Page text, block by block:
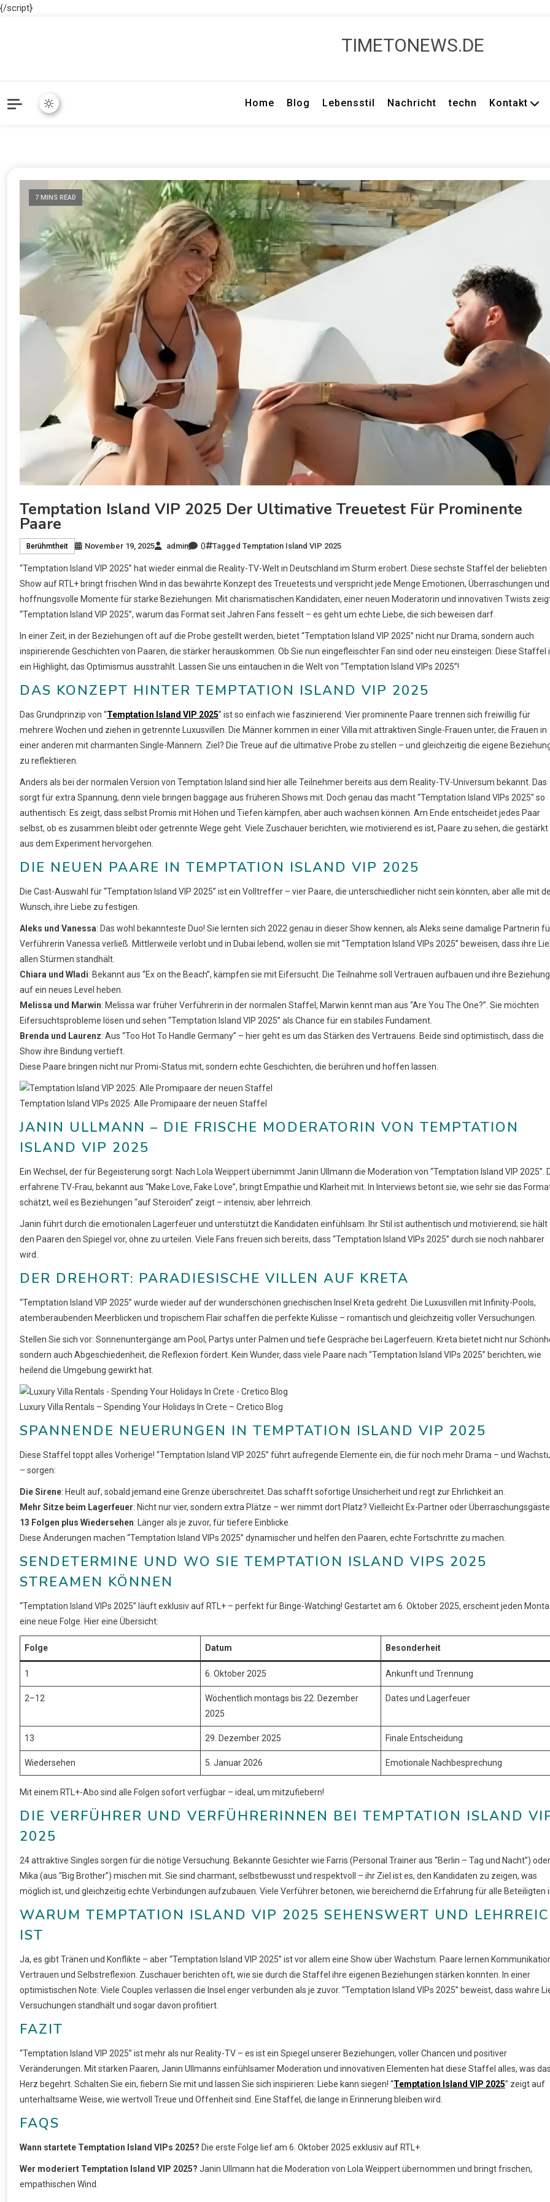
{/script}
TIMETONEWS.DE
Home Blog Lebensstil Nachricht techn Kontakt
7 MINS READ
Temptation Island VIP 2025 Der Ultimative Treuetest Für Prominente
Paare
Berühmtheit November 19, 2025 admin 0 Tagged Temptation Island VIP 2025
“Temptation Island VIP 2025” hat wieder einmal die Reality-TV-Welt in Deutschland im Sturm erobert. Diese sechste Staffel der beliebten
Show auf RTL+ bringt frischen Wind in das bewährte Konzept des Treuetests und verspricht jede Menge Emotionen, Überraschungen und
hoffnungsvolle Momente für starke Beziehungen. Mit charismatischen Kandidaten, einer neuen Moderatorin und innovativen Twists
“Temptation Island VIP 2025”, warum das Format seit Jahren Fans fesselt – es geht um echte Liebe, die sich beweisen darf.
In einer Zeit, in der Beziehungen oft auf die Probe gestellt werden, bietet “Temptation Island VIP 2025” nicht nur Drama, sondern auch
inspirierende Geschichten von Paaren, die stärker herauskommen. Ob Sie nun eingefleischter Fan sind oder neu einsteigen: Diese Staffel
ein Highlight, das Optimismus ausstrahlt. Lassen Sie uns eintauchen in die Welt von “Temptation Island VIPs 2025”!
DAS KONZEPT HINTER TEMPTATION ISLAND VIP 2025
Das Grundprinzip von “Temptation Island VIP 2025” ist so einfach wie faszinierend: Vier prominente Paare trennen sich freiwillig für
mehrere Wochen und ziehen in getrennte Luxusvillen. Die Männer kommen in einer Villa mit attraktiven Single-Frauen unter, die Frauen in
einer anderen mit charmanten Single-Männern. Ziel? Die Treue auf die ultimative Probe zu stellen – und gleichzeitig die eigene
zu reflektieren.
Anders als bei der normalen Version von Temptation Island sind hier alle Teilnehmer bereits aus dem Reality-TV-Universum bekannt. Das
sorgt für extra Spannung, denn viele bringen baggage aus früheren Shows mit. Doch genau das macht “Temptation Island VIPs 2025” so
authentisch: Es zeigt, dass selbst Promis mit Höhen und Tiefen kämpfen, aber auch wachsen können. Am Ende entscheidet jedes Paar
selbst, ob es zusammen bleibt oder getrennte Wege geht. Viele Zuschauer berichten, wie motivierend es ist, Paare zu sehen, die gestärkt
aus dem Experiment hervorgehen.
DIE NEUEN PAARE IN TEMPTATION ISLAND VIP 2025
Die Cast-Auswahl für “Temptation Island VIP 2025” ist ein Volltreffer – vier Paare, die unterschiedlicher nicht sein könnten, aber alle mit
Wunsch, ihre Liebe zu festigen.
Aleks und Vanessa: Das wohl bekannteste Duo! Sie lernten sich 2022 genau in dieser Show kennen, als Aleks seine damalige Partnerin
Verführerin Vanessa verließ. Mittlerweile verlobt und in Dubai lebend, wollen sie mit “Temptation Island VIPs 2025” beweisen, dass ihre
allen Stürmen standhält.
Chiara und Wladi: Bekannt aus “Ex on the Beach”, kämpfen sie mit Eifersucht. Die Teilnahme soll Vertrauen aufbauen und ihre Beziehung
auf ein neues Level heben.
Melissa und Marwin: Melissa war früher Verführerin in der normalen Staffel, Marwin kennt man aus “Are You The One?”. Sie möchten
Eifersuchtsprobleme lösen und sehen “Temptation Island VIP 2025” als Chance für ein stabiles Fundament.
Brenda und Laurenz: Aus “Too Hot To Handle Germany” – hier geht es um das Stärken des Vertrauens. Beide sind optimistisch, dass die
Show ihre Bindung vertieft.
Diese Paare bringen nicht nur Promi-Status mit, sondern echte Geschichten, die berühren und hoffen lassen.
Temptation Island VIPs 2025: Alle Promipaare der neuen Staffel
JANIN ULLMANN – DIE FRISCHE MODERATORIN VON TEMPTATION
ISLAND VIP 2025
Ein Wechsel, der für Begeisterung sorgt: Nach Lola Weippert übernimmt Janin Ullmann die Moderation von “Temptation Island VIP 2025”.
erfahrene TV-Frau, bekannt aus “Make Love, Fake Love”, bringt Empathie und Klarheit mit. In Interviews betont sie, wie sehr sie das
schätzt, weil es Beziehungen “auf Steroiden” zeigt – intensiv, aber lehrreich.
Janin führt durch die emotionalen Lagerfeuer und unterstützt die Kandidaten einfühlsam. Ihr Stil ist authentisch und motivierend; sie hält
den Paaren den Spiegel vor, ohne zu urteilen. Viele Fans freuen sich bereits, dass “Temptation Island VIPs 2025” durch sie noch nahbarer
wird.
DER DREHORT: PARADIESISCHE VILLEN AUF KRETA
“Temptation Island VIP 2025” wurde wieder auf der wunderschönen griechischen Insel Kreta gedreht. Die Luxusvillen mit Infinity-Pools,
atemberaubenden Meerblicken und tropischem Flair schaffen die perfekte Kulisse – romantisch und gleichzeitig voller Versuchungen.
Stellen Sie sich vor: Sonnenuntergänge am Pool, Partys unter Palmen und tiefe Gespräche bei Lagerfeuern. Kreta bietet nicht nur
sondern auch Abgeschiedenheit, die Reflexion fördert. Kein Wunder, dass viele Paare nach “Temptation Island VIPs 2025” berichten, wie
heilend die Umgebung gewirkt hat.
Luxury Villa Rentals – Spending Your Holidays Ιn Crete – Cretico Blog
SPANNENDE NEUERUNGEN IN TEMPTATION ISLAND VIP 2025
Diese Staffel toppt alles Vorherige! “Temptation Island VIP 2025” führt aufregende Elemente ein, die für noch mehr Drama – und
– sorgen:
Die Sirene: Heult auf, sobald jemand eine Grenze überschreitet. Das schafft sofortige Unsicherheit und regt zur Ehrlichkeit an.
Mehr Sitze beim Lagerfeuer: Nicht nur vier, sondern extra Plätze – wer nimmt dort Platz? Vielleicht Ex-Partner oder
13 Folgen plus Wiedersehen: Länger als je zuvor, für tiefere Einblicke.
Diese Änderungen machen “Temptation Island VIPs 2025” dynamischer und helfen den Paaren, echte Fortschritte zu machen.
SENDETERMINE UND WO SIE TEMPTATION ISLAND VIPS 2025
STREAMEN KÖNNEN
“Temptation Island VIPs 2025” läuft exklusiv auf RTL+ – perfekt für Binge-Watching! Gestartet am 6. Oktober 2025, erscheint jeden
eine neue Folge. Hier eine Übersicht:
Folge Datum Besonderheit
1 6. Oktober 2025 Ankunft und Trennung
2–12
Wöchentlich montags bis 22. Dezember
2025
Dates und Lagerfeuer
13 29. Dezember 2025 Finale Entscheidung
Wiedersehen 5. Januar 2026 Emotionale Nachbesprechung
Mit einem RTL+-Abo sind alle Folgen sofort verfügbar – ideal, um mitzufiebern!
DIE VERFÜHRER UND VERFÜHRERINNEN BEI TEMPTATION ISLAND
2025
24 attraktive Singles sorgen für die nötige Versuchung. Bekannte Gesichter wie Farris (Personal Trainer aus “Berlin – Tag und Nacht”) oder
Mika (aus “Big Brother”) mischen mit. Sie sind charmant, selbstbewusst und respektvoll – ihr Ziel ist es, den Kandidaten zu zeigen, was
möglich ist, und gleichzeitig echte Verbindungen aufzubauen. Viele Verführer betonen, wie bereichernd die Erfahrung für alle Beteiligten
WARUM TEMPTATION ISLAND VIP 2025 SEHENSWERT UND
IST
Ja, es gibt Tränen und Konflikte – aber “Temptation Island VIP 2025” ist vor allem eine Show über Wachstum. Paare lernen
Vertrauen und Selbstreflexion. Zuschauer berichten oft, wie sie durch die Staffel ihre eigenen Beziehungen stärken konnten. In einer
optimistischen Note: Viele Couples verlassen die Insel enger verbunden als je zuvor. “Temptation Island VIPs 2025” beweist, dass wahre
Versuchungen standhält und sogar davon profitiert.
FAZIT
“Temptation Island VIP 2025” ist mehr als nur Reality-TV – es ist ein Spiegel unserer Beziehungen, voller Chancen und positiver
Veränderungen. Mit starken Paaren, Janin Ullmanns einfühlsamer Moderation und innovativen Elementen hat diese Staffel alles, was das
Herz begehrt. Schalten Sie ein, fiebern Sie mit und lassen Sie sich inspirieren: Liebe kann siegen! “Temptation Island VIP 2025” zeigt auf
unterhaltsame Weise, wie wertvoll Treue und Offenheit sind. Eine Staffel, die lange in Erinnerung bleiben wird.
FAQS
Wann startete Temptation Island VIPs 2025? Die erste Folge lief am 6. Oktober 2025 exklusiv auf RTL+.
Wer moderiert Temptation Island VIP 2025? Janin Ullmann hat die Moderation von Lola Weippert übernommen und bringt frischen,
empathischen Wind.